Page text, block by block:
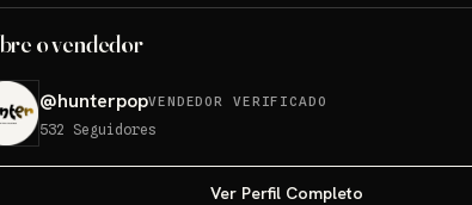
o vendedor
@hunterpopVENDEDOR VERIFICADO
532 Seguidores
Ver Perfil Completo